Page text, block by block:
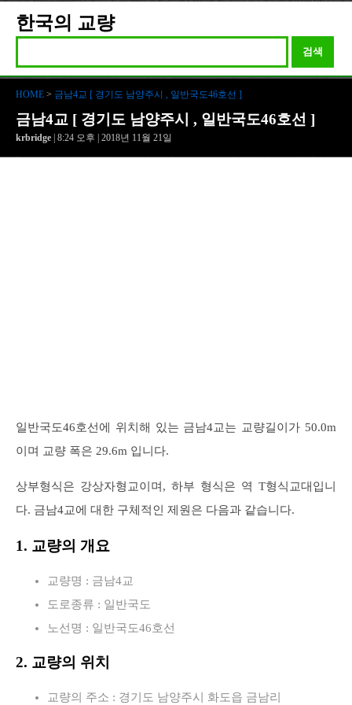
한국의 교량
검색
HOME > 금남4교 [ 경기도 남양주시 , 일반국도46호선 ]
금남4교 [ 경기도 남양주시 , 일반국도46호선 ]
krbridge | 8:24 오후 | 2018년 11월 21일
일반국도46호선에 위치해 있는 금남4교는 교량길이가 50.0m
이며 교량 폭은 29.6m 입니다.
상부형식은 강상자형교이며, 하부 형식은 역 T형식교대입니
다. 금남4교에 대한 구체적인 제원은 다음과 같습니다.
1. 교량의 개요
교량명 : 금남4교
도로종류 : 일반국도
노선명 : 일반국도46호선
2. 교량의 위치
교량의 주소 : 경기도 남양주시 화도읍 금남리